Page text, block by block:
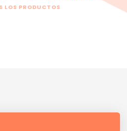
LOS PRODUCTOS